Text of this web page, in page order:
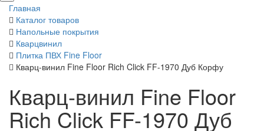
Главная
Каталог товаров
Напольные покрытия
Кварцвинил
Плитка ПВХ Fine Floor
Кварц-винил Fine Floor Rich Click FF-1970 Дуб Корфу
Кварц-винил Fine Floor
Rich Click FF-1970 Дуб